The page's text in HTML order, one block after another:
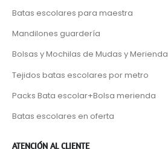
Batas escolares para maestra
Mandilones guardería
Bolsas y Mochilas de Mudas y Merienda
Tejidos batas escolares por metro
Packs Bata escolar+Bolsa merienda
Batas escolares en oferta
ATENCIÓN AL CLIENTE